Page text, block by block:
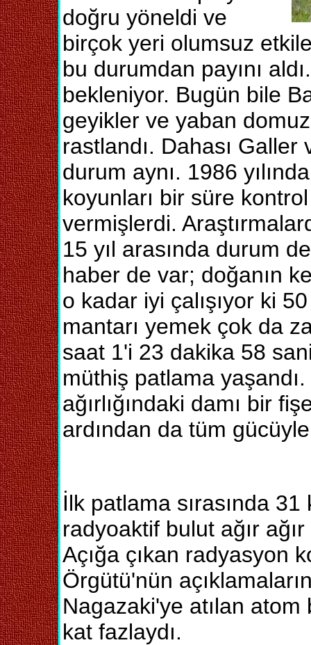
doğru yöneldi ve
birçok yeri olumsuz
bu durumdan payını
bekleniyor. Bugün bile
geyikler ve yaban
rastlandı. Dahası
durum aynı. 1986
koyunları bir süre
vermişlerdi.
15 yıl arasında durum
haber de var; doğanın
o kadar iyi çalışıyor ki
mantarı yemek çok da
saat 1'i 23 dakika 58
müthiş patlama
ağırlığındaki damı bir
ardından da tüm
İlk patlama sırasında
radyoaktif bulut ağır
Açığa çıkan radyasyon
Örgütü'nün
Nagazaki'ye atılan atom
kat fazlaydı.